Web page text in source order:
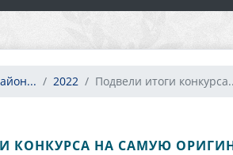
2022 Подвели итоги
КОНКУРСА НА САМУЮ